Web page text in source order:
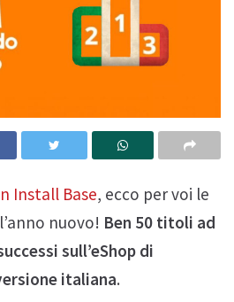
Install Base, ecco per voi le
nuovo! Ben 50 titoli ad
sull’eShop di
italiana.